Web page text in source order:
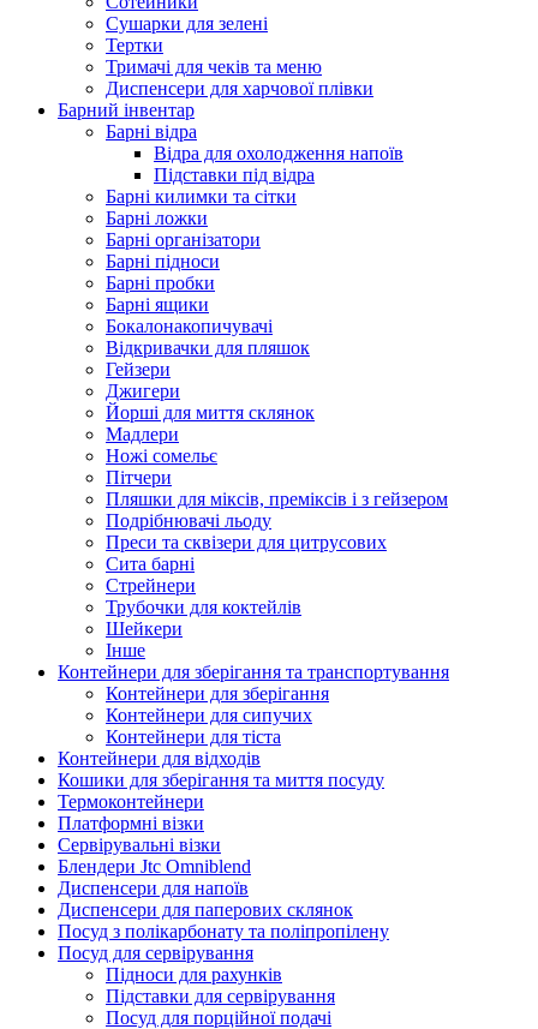
Сушарки для зелені
Тертки
Тримачі для чеків та меню
Диспенсери для харчової плівки
Барний інвентар
Барні відра
Відра для охолодження напоїв
Підставки під відра
Барні килимки та сітки
Барні ложки
Барні організатори
Барні підноси
Барні пробки
Барні ящики
Бокалонакопичувачі
Відкривачки для пляшок
Гейзери
Джигери
Йорші для миття склянок
Мадлери
Ножі сомельє
Пітчери
Пляшки для міксів, преміксів і з гейзером
Подрібнювачi льоду
Преси та сквізери для цитрусових
Сита барні
Стрейнери
Трубочки для коктейлів
Шейкери
Інше
Контейнери для зберігання та транспортування
Контейнери для зберігання
Контейнери для сипучих
Контейнери для тіста
Контейнери для відходів
Кошики для зберігання та миття посуду
Термоконтейнери
Платформні візки
Сервірувальні візки
Блендери Jtc Omniblend
Диспенсери для напоїв
Диспенсери для паперових склянок
Посуд з полікарбонату та поліпропілену
Посуд для сервірування
Підноси для рахунків
Підставки для сервірування
Посуд для порційної подачі